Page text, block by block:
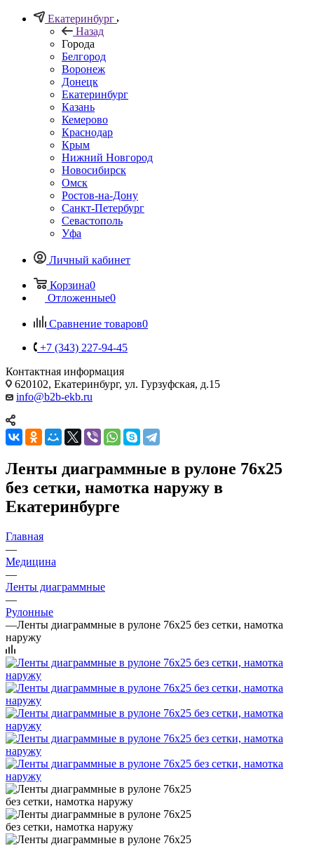
Екатеринбург
Назад
Города
Белгород
Воронеж
Донецк
Екатеринбург
Казань
Кемерово
Краснодар
Крым
Нижний Новгород
Новосибирск
Омск
Ростов-на-Дону
Санкт-Петербург
Севастополь
Уфа
Личный кабинет
Корзина0
Отложенные0
Сравнение товаров0
+7 (343) 227-94-45
Контактная информация
620102, Екатеринбург, ул. Гурзуфская, д.15
info@b2b-ekb.ru
Ленты диаграммные в рулоне 76х25
без сетки, намотка наружу в
Екатеринбурге
Главная
—
Медицина
—
Ленты диаграммные
—
Рулонные
—Ленты диаграммные в рулоне 76х25 без сетки, намотка
наружу